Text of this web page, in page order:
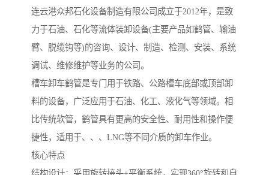
连云港众邦石化设备制造有限公司成立于2012年，是致
力于石油、石化等流体装卸设备(主要产品如鹤管、输油
臂、脱缆钩等)的咨询、设计、制造、检测、安装、系统
调试、维修维护等业务的公司。
槽车卸车鹤管是专门用于铁路、公路槽车底部或顶部卸
料的设备，广泛应用于石油、化工、液化气等领域。相
比传统软管，鹤管具有更高的安全性、耐用性和操作便
捷性，适用于、、、LNG等不同介质的卸车作业。
核心特点